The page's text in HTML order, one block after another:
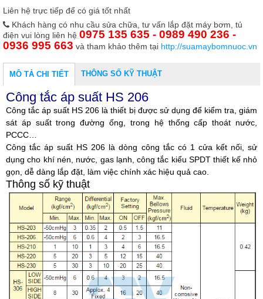
Liên hệ trực tiếp để có giá tốt nhất
Khách hàng có nhu cầu sửa chữa, tư vấn lắp đặt máy bơm, tủ
điện vui lòng liên hệ 0975 135 635 - 0989 490 236 -
0936 995 663 và tham khảo thêm tại http://suamaybomnuoc.vn
MÔ TẢ CHI TIẾT THÔNG SỐ KỸ THUẬT
Công tắc áp suất HS 206
Công tắc áp suất HS 206 là thiết bị được sử dụng để kiểm tra, giám
sát áp suất trong đường ống, trong hệ thống cấp thoát nước,
PCCC…
Công tắc áp suất HS 206 là dòng công tắc có 1 cửa kết nối, sử
dụng cho khí nén, nước, gas lạnh, công tắc kiểu SPDT thiết kế nhỏ
gọn, dễ dàng lắp đặt, làm việc chính xác hiệu quả cao.
Thông số kỹ thuật